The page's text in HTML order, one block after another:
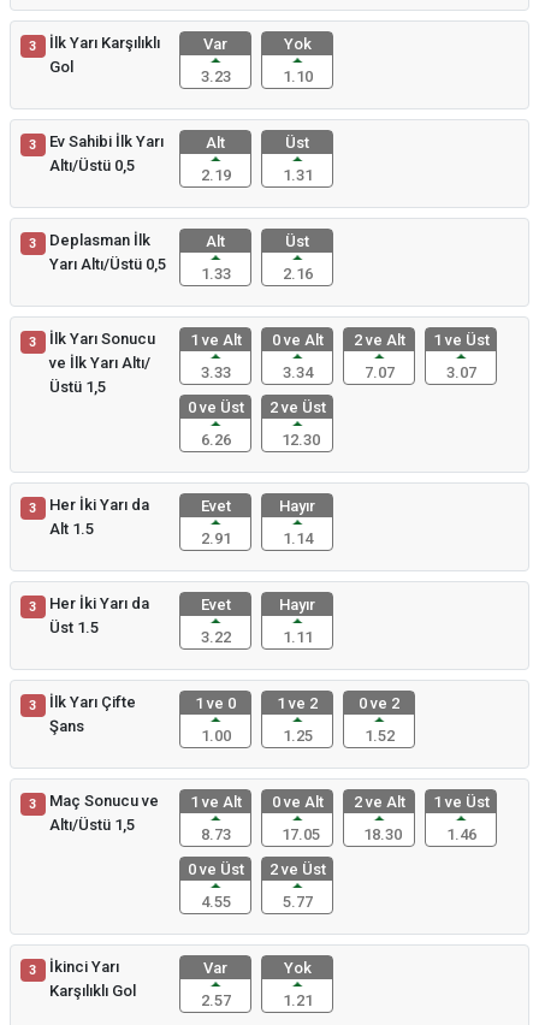
3
İlk Yarı Karşılıklı
Gol
Var
3.23
Yok
1.10
3
Ev Sahibi İlk Yarı
Altı/Üstü 0,5
Alt
2.19
Üst
1.31
3
Deplasman İlk
Yarı Altı/Üstü 0,5
Alt
1.33
Üst
2.16
3
İlk Yarı Sonucu
ve İlk Yarı Altı/
Üstü 1,5
1 ve Alt
3.33
0 ve Alt
3.34
2 ve Alt
7.07
1 ve Üst
3.07
0 ve Üst
6.26
2 ve Üst
12.30
3
Her İki Yarı da
Alt 1.5
Evet
2.91
Hayır
1.14
3
Her İki Yarı da
Üst 1.5
Evet
3.22
Hayır
1.11
3
İlk Yarı Çifte
Şans
1 ve 0
1.00
1 ve 2
1.25
0 ve 2
1.52
3
Maç Sonucu ve
Altı/Üstü 1,5
1 ve Alt
8.73
0 ve Alt
17.05
2 ve Alt
18.30
1 ve Üst
1.46
0 ve Üst
4.55
2 ve Üst
5.77
3
İkinci Yarı
Karşılıklı Gol
Var
2.57
Yok
1.21